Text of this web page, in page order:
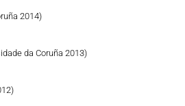
2014)
da Coruña 2013)